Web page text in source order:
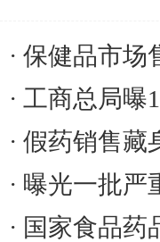
保健品市场
工商总局曝
假药销售藏
曝光一批严
国家食品药